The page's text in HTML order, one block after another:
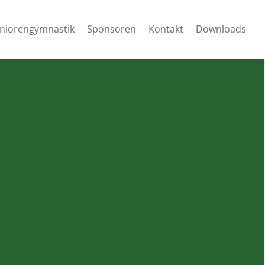
Sponsoren Kontakt Downloads